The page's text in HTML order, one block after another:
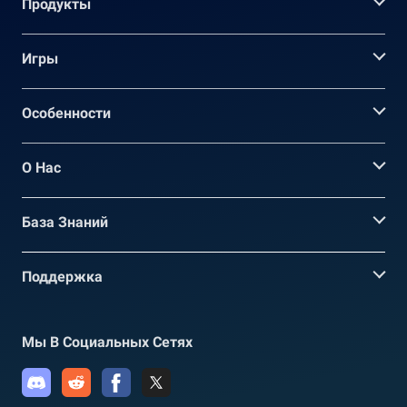
Продукты
Игры
Oсобенности
О Нас
База Знаний
Поддержка
Мы В Социальных Сетях